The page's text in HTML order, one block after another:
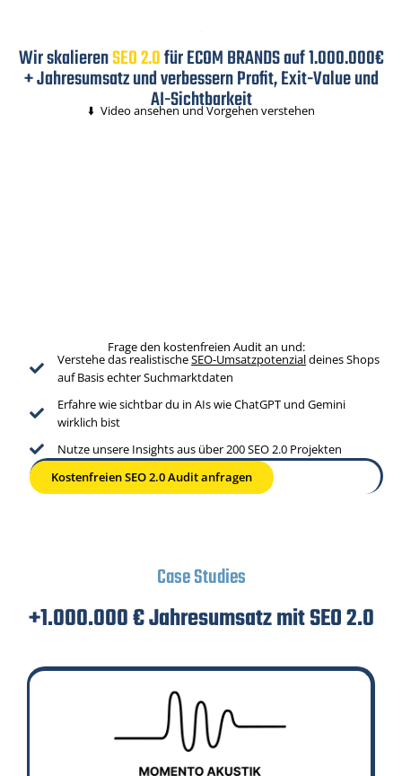
Wir skalierenSEO 2.0fürECOM BRANDSauf1.000.000€
+ Jahresumsatzund verbessern Profit, Exit-Value und
AI-Sichtbarkeit
⬇️ Video ansehen und Vorgehen verstehen
Frage den kostenfreien Audit an und:
Verstehe das realistischeSEO-Umsatzpotenzialdeines Shops
auf Basis echter Suchmarktdaten
Erfahre wie sichtbar du in AIs wie ChatGPT und Gemini
wirklich bist
Nutze unsere Insights aus über 200 SEO 2.0 Projekten
Kostenfreien SEO 2.0 Audit anfragen
Case Studies
+1.000.000 € Jahresumsatz mit SEO 2.0